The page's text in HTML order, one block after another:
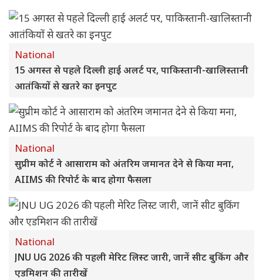
National
15 अगस्त से पहले दिल्ली हाई अलर्ट पर, पाकिस्तानी-खालिस्तानी
आतंकियों से खतरे का इनपुट
National
सुप्रीम कोर्ट ने आसाराम को अंतरिम जमानत देने से किया मना,
AIIMS की रिपोर्ट के बाद होगा फैसला
National
JNU UG 2026 की पहली मेरिट लिस्ट जारी, जानें सीट बुकिंग और
एडमिशन की तारीखें